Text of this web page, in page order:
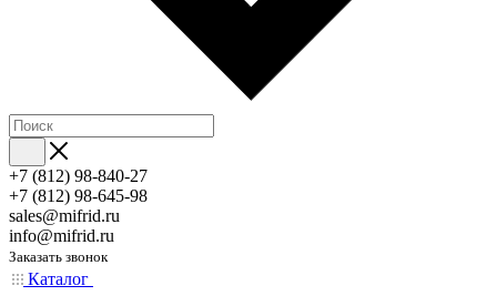
+7 (812) 98-840-27
+7 (812) 98-645-98
sales@mifrid.ru
info@mifrid.ru
Заказать звонок
Каталог